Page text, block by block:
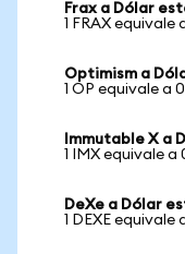
Frax a Dólar
1 FRAX equivale
Optimism a
1 OP equivale a
Immutable X a
1 IMX equivale a
DeXe a Dólar
1 DEXE equivale